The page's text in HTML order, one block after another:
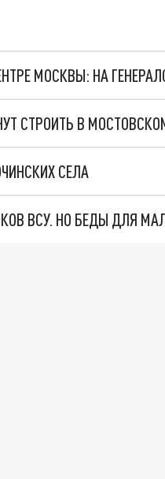
МОСКВЫ: НА
СТРОИТЬ В
СЕЛА
ВСУ. НО БЕДЫ ДЛЯ